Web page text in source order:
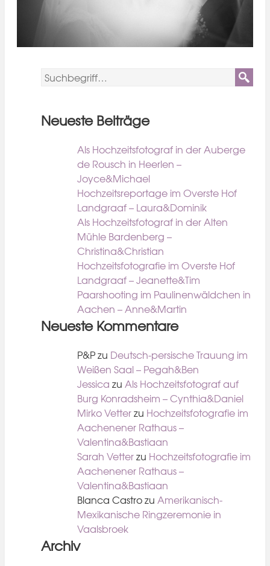
Neueste Beiträge
Als Hochzeitsfotograf in der Auberge
de Rousch in Heerlen –
Joyce&Michael
Hochzeitsreportage im Overste Hof
Landgraaf – Laura&Dominik
Als Hochzeitsfotograf in der Alten
Mühle Bardenberg –
Christina&Christian
Hochzeitsfotografie im Overste Hof
Landgraaf – Jeanette&Tim
Paarshooting im Paulinenwäldchen in
Aachen – Anne&Martin
Neueste Kommentare
P&Pzu Deutsch-persische Trauung im
Weißen Saal – Pegah&Ben
Jessica zu Als Hochzeitsfotograf auf
Burg Konradsheim – Cynthia&Daniel
Mirko Vetterzu Hochzeitsfotografie im
Aachenener Rathaus –
Valentina&Bastiaan
Sarah Vetterzu Hochzeitsfotografie im
Aachenener Rathaus –
Valentina&Bastiaan
Blanca Castrozu Amerikanisch-
Mexikanische Ringzeremonie in
Vaalsbroek
Archiv